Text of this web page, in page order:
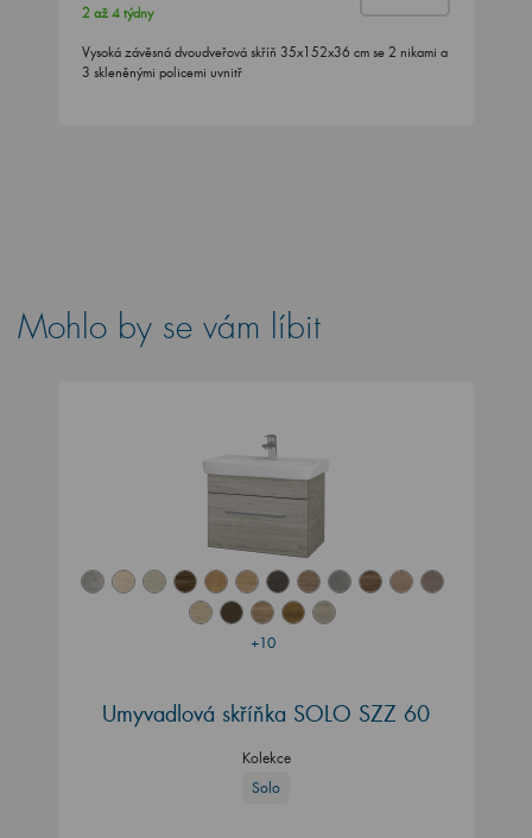
2 až 4 týdny
Vysoká závěsná dvoudveřová skříň 35x152x36 cm se 2 nikami a
3 skleněnými policemi uvnitř
Mohlo by se vám líbit
+10
Umyvadlová skříňka SOLO SZZ 60
Kolekce
Solo